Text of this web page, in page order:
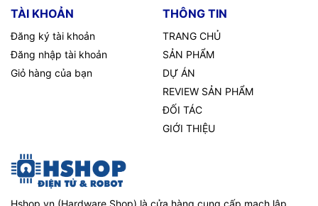
TÀI KHOẢN
Đăng ký tài khoản
Đăng nhập tài khoản
Giỏ hàng của bạn
THÔNG TIN
TRANG CHỦ
SẢN PHẨM
DỰ ÁN
REVIEW SẢN PHẨM
ĐỐI TÁC
GIỚI THIỆU
Hshop.vn (Hardware Shop) là cửa hàng cung cấp mạch lập